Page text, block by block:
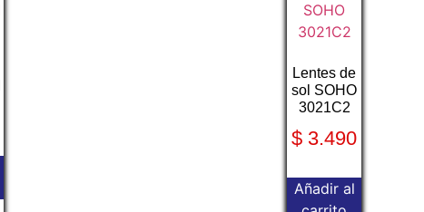
Lentes de
sol SOHO
3021C2
$ 3.490
Añadir al